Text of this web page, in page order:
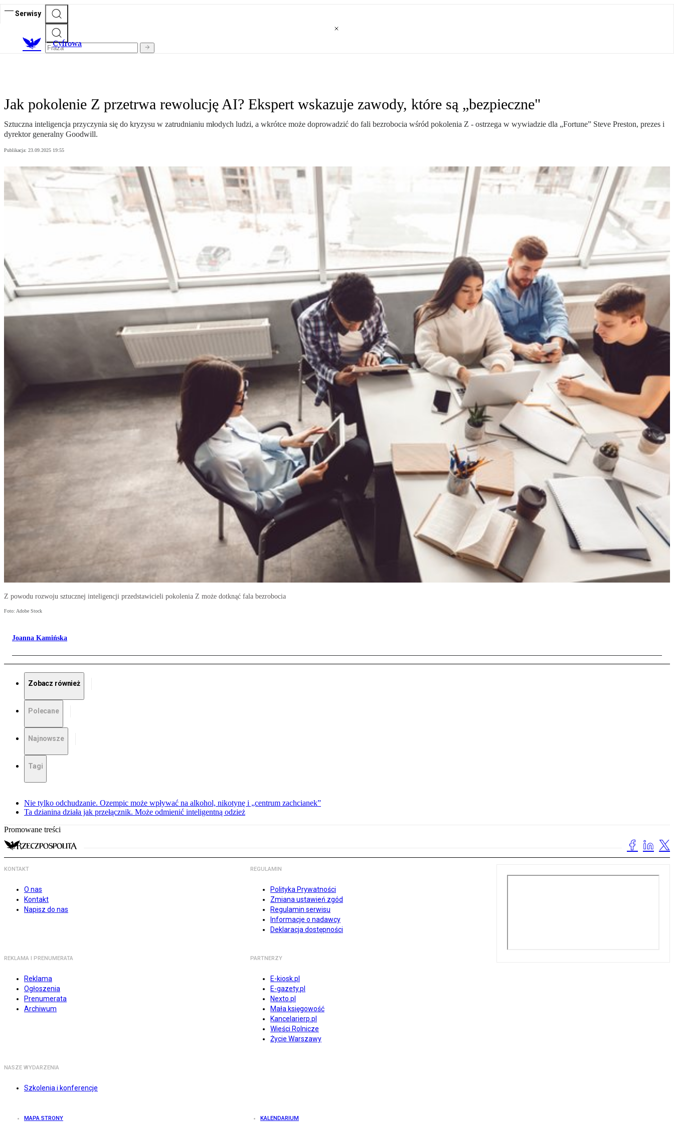
Serwisy
Cyfrowa
Jak pokolenie Z przetrwa rewolucję AI? Ekspert wskazuje zawody, które są „bezpieczne"
Sztuczna inteligencja przyczynia się do kryzysu w zatrudnianiu młodych ludzi, a wkrótce może doprowadzić do fali bezrobocia wśród pokolenia Z - ostrzega w wywiadzie dla „Fortune” Steve Preston, prezes i
dyrektor generalny Goodwill.
Publikacja: 23.09.2025 19:55
Z powodu rozwoju sztucznej inteligencji przedstawicieli pokolenia Z może dotknąć fala bezrobocia
Foto: Adobe Stock
Joanna Kamińska
Zobacz również
Polecane
Najnowsze
Tagi
Nie tylko odchudzanie. Ozempic może wpływać na alkohol, nikotynę i „centrum zachcianek”
Ta dzianina działa jak przełącznik. Może odmienić inteligentną odzież
Promowane treści
KONTAKT
O nas
Kontakt
Napisz do nas
REGULAMIN
Polityka Prywatności
Zmiana ustawień zgód
Regulamin serwisu
Informacje o nadawcy
Deklaracja dostępności
REKLAMA I PRENUMERATA
Reklama
Ogłoszenia
Prenumerata
Archiwum
PARTNERZY
E-kiosk.pl
E-gazety.pl
Nexto.pl
Mała księgowość
Kancelarierp.pl
Wieści Rolnicze
Życie Warszawy
NASZE WYDARZENIA
Szkolenia i konferencje
MAPA STRONY KALENDARIUM